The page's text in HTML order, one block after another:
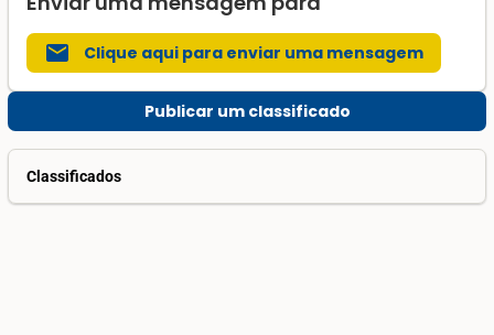
mail Clique aqui para enviar uma mensagem
Publicar um classificado
Classificados